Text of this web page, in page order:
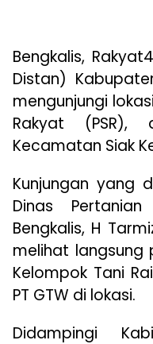
Bengkalis,
Distan)
mengunjungi
Rakyat
Kecamatan Siak
Kunjungan yang
Dinas
Bengkalis, H
melihat langsung
Kelompok Tani
PT GTW di lokasi.
Didampingi